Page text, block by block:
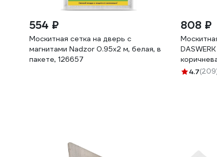
554 ₽
Москитная сетка на дверь с
магнитами Nadzor 0.95х2 м, белая, в
пакете, 126657
808 ₽
4.7